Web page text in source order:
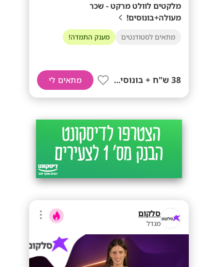
מלקטים לוולט מרקט - שכר
מעולה+בונוסים!
מתאים לסטודנטים מענק התמדה!
38 ש"ח + בונוסים!! מתאים לי
סלקום
מגדל